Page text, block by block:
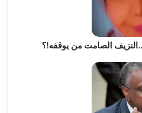
الصامت من يوقفه!؟